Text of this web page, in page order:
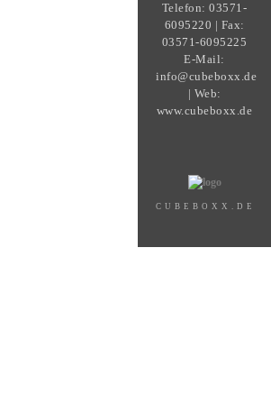
Telefon: 03571-
6095220 | Fax:
03571-6095225
E-Mail:
info@cubeboxx.de
| Web:
www.cubeboxx.de
CUBEBOXX.DE